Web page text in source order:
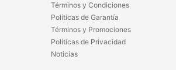
Términos y Condiciones
Políticas de Garantía
Términos y Promociones
Políticas de Privacidad
Noticias